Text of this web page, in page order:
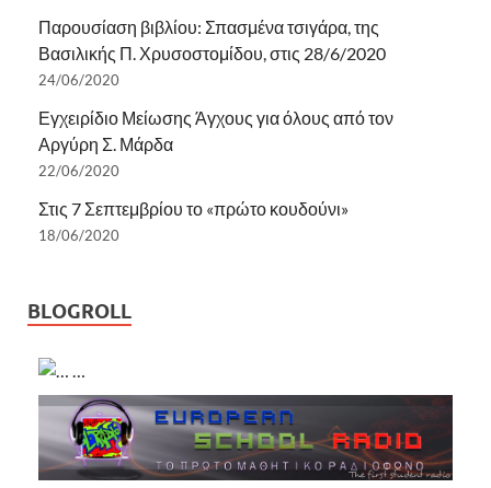
Παρουσίαση βιβλίου: Σπασμένα τσιγάρα, της
Βασιλικής Π. Χρυσοστομίδου, στις 28/6/2020
24/06/2020
Εγχειρίδιο Μείωσης Άγχους για όλους από τον
Αργύρη Σ. Μάρδα
22/06/2020
Στις 7 Σεπτεμβρίου το «πρώτο κουδούνι»
18/06/2020
BLOGROLL
…